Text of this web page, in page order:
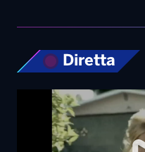
Diretta